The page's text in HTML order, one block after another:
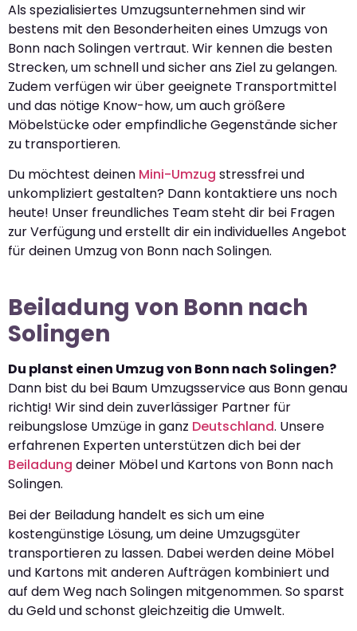
Als spezialisiertes Umzugsunternehmen sind wir
bestens mit den Besonderheiten eines Umzugs von
Bonn nach Solingen vertraut. Wir kennen die besten
Strecken, um schnell und sicher ans Ziel zu gelangen.
Zudem verfügen wir über geeignete Transportmittel
und das nötige Know-how, um auch größere
Möbelstücke oder empfindliche Gegenstände sicher
zu transportieren.
Du möchtest deinen Mini-Umzug stressfrei und
unkompliziert gestalten? Dann kontaktiere uns noch
heute! Unser freundliches Team steht dir bei Fragen
zur Verfügung und erstellt dir ein individuelles Angebot
für deinen Umzug von Bonn nach Solingen.
Beiladung von Bonn nach
Solingen
Du planst einen Umzug von Bonn nach Solingen?
Dann bist du bei Baum Umzugsservice aus Bonn genau
richtig! Wir sind dein zuverlässiger Partner für
reibungslose Umzüge in ganz Deutschland. Unsere
erfahrenen Experten unterstützen dich bei der
Beiladung deiner Möbel und Kartons von Bonn nach
Solingen.
Bei der Beiladung handelt es sich um eine
kostengünstige Lösung, um deine Umzugsgüter
transportieren zu lassen. Dabei werden deine Möbel
und Kartons mit anderen Aufträgen kombiniert und
auf dem Weg nach Solingen mitgenommen. So sparst
du Geld und schonst gleichzeitig die Umwelt.